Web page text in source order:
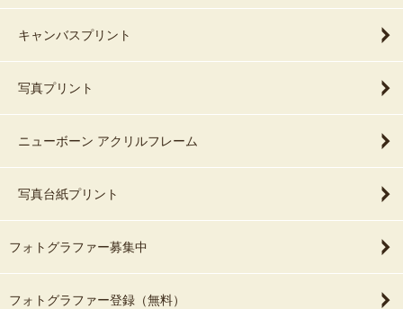
キャンバスプリント
写真プリント
ニューボーン アクリルフレーム
写真台紙プリント
フォトグラファー募集中
フォトグラファー登録（無料）